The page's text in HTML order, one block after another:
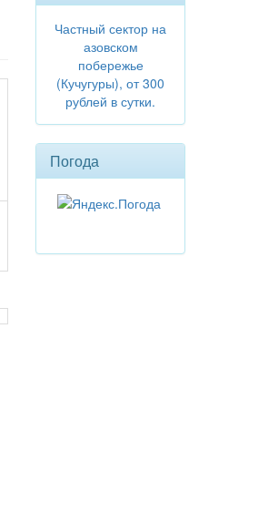
Частный сектор на
азовском
побережье
(Кучугуры), от 300
рублей в сутки.
Погода